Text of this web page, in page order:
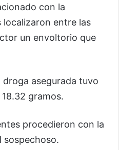
con la
entre las
un envoltorio que
droga asegurada tuvo
gramos.
procedieron con la
sospechoso.